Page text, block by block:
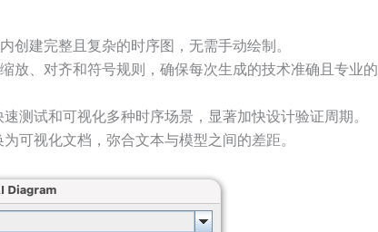
创建完整且复杂的时序图，无需手动绘制。
放、对齐和符号规则，确保每次生成的技术准确且专业的
测试和可视化多种时序场景，显著加快设计验证周期。
可视化文档，弥合文本与模型之间的差距。